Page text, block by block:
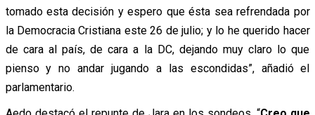
tomado esta decisión y espero que ésta sea refrendada por
la Democracia Cristiana este 26 de julio; y lo he querido hacer
de cara al país, de cara a la DC, dejando muy claro lo que
pienso y no andar jugando a las escondidas”, añadió el
parlamentario.